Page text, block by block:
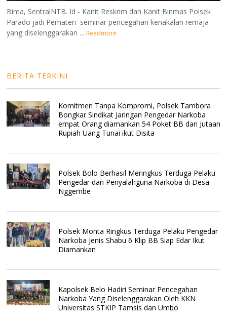
Bima, SentralNTB. Id - Kanit Reskrim dan Kanit Binmas Polsek
Parado jadi Pemateri seminar pencegahan kenakalan remaja
yang diselenggarakan ... Readmore
BERITA TERKINI
Komitmen Tanpa Kompromi, Polsek Tambora
Bongkar Sindikat Jaringan Pengedar Narkoba
empat Orang diamankan 54 Poket BB dan Jutaan
Rupiah Uang Tunai ikut Disita
Polsek Bolo Berhasil Meringkus Terduga Pelaku
Pengedar dan Penyalahguna Narkoba di Desa
Nggembe
Polsek Monta Ringkus Terduga Pelaku Pengedar
Narkoba Jenis Shabu 6 Klip BB Siap Edar Ikut
Diamankan
Kapolsek Belo Hadiri Seminar Pencegahan
Narkoba Yang Diselenggarakan Oleh KKN
Universitas STKIP Tamsis dan Umbo